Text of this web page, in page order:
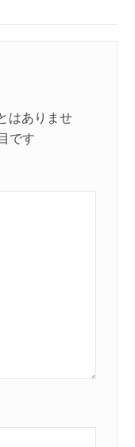
はありませ
です